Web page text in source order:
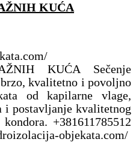
KUĆA
KUĆA Sečenje
kvalitetno i povoljno
od kapilarne vlage,
i postavljanje kvalitetnog
+381611785512
objekata.com/